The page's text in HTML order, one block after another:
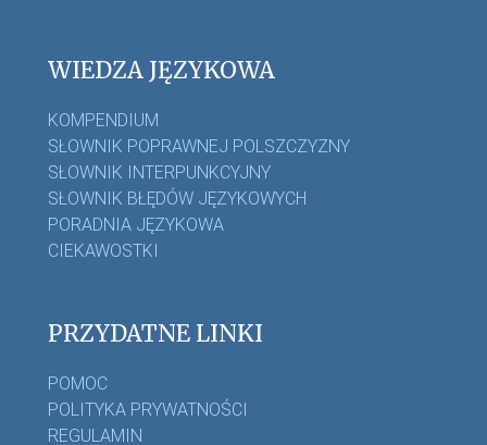
WIEDZA JĘZYKOWA
KOMPENDIUM
SŁOWNIK POPRAWNEJ POLSZCZYZNY
SŁOWNIK INTERPUNKCYJNY
SŁOWNIK BŁĘDÓW JĘZYKOWYCH
PORADNIA JĘZYKOWA
CIEKAWOSTKI
PRZYDATNE LINKI
POMOC
POLITYKA PRYWATNOŚCI
REGULAMIN